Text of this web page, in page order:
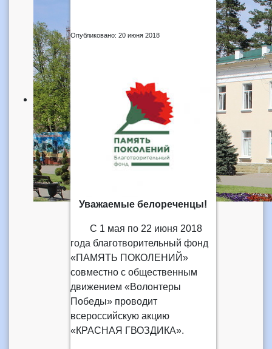
Опубликовано: 20 июня 2018
Уважаемые белореченцы!
С 1 мая по 22 июня 2018
года благотворительный фонд
«ПАМЯТЬ ПОКОЛЕНИЙ»
совместно с общественным
движением «Волонтеры
Победы» проводит
всероссийскую акцию
«КРАСНАЯ ГВОЗДИКА».